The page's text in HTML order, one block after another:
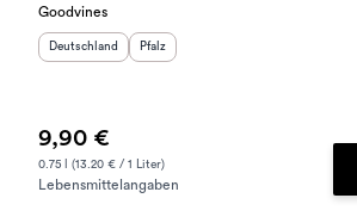
Goodvines
Herkunftsland
Deutschland Herkunftsregion
Pfalz
9,90 €
0.75 l (13.20 € / 1 Liter)
Lebensmittelangaben